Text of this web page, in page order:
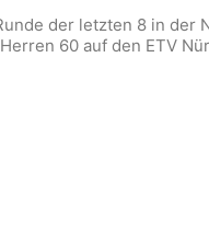
der letzten 8 in der
60 auf den ETV